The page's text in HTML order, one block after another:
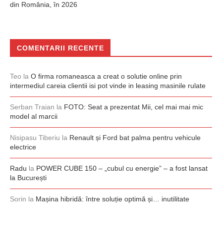
din România, în 2026
COMENTARII RECENTE
Teo la O firma romaneasca a creat o solutie online prin
intermediul careia clientii isi pot vinde in leasing masinile rulate
Serban Traian la FOTO: Seat a prezentat Mii, cel mai mai mic
model al marcii
Nisipasu Tiberiu la Renault și Ford bat palma pentru vehicule
electrice
Radu la POWER CUBE 150 – „cubul cu energie” – a fost lansat
la București
Sorin la Mașina hibridă: între soluție optimă și… inutilitate